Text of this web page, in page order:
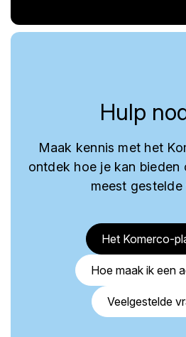
Hulp
Maak kennis met het
ontdek hoe je kan
meest gestelde
Het Komerco-
Hoe maak ik een
Veelgestelde